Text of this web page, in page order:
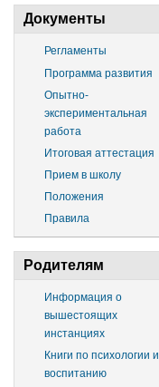
Документы
Регламенты
Программа развития
Опытно-
экспериментальная
работа
Итоговая аттестация
Прием в школу
Положения
Правила
Родителям
Информация о
вышестоящих
инстанциях
Книги по психологии и
воспитанию